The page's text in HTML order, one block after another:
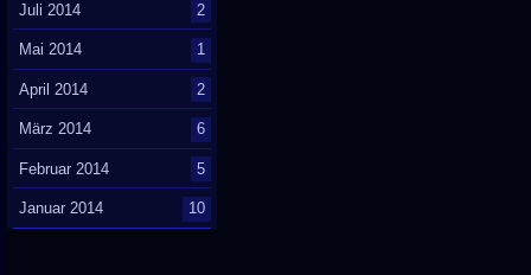
Juli 2014 2
Mai 2014 1
April 2014 2
März 2014 6
Februar 2014 5
Januar 2014 10